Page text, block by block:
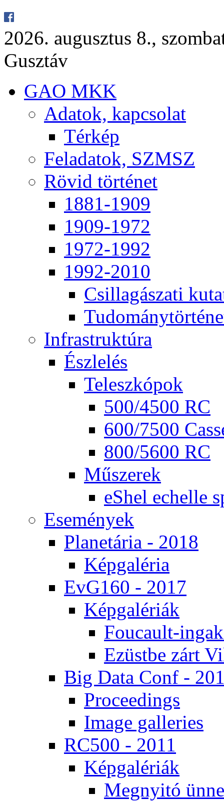
2026. au­gusz­tus 8.,
Gusz­táv
GAO MKK
Ada­tok, kap­cso­lat
Tér­kép
Fel­ada­tok, SZMSZ
Rö­vid tör­té­net
1881-1909
1909-1972
1972-1992
1992-2010
Csil­la­gá­sza­ti
Inf­ra­struk­tú­ra
Ész­le­lés
Te­lesz­kó­pok
500/4500 RC
600/7500
800/5600 RC
Mű­sze­rek
eS­hel echel­le
Ese­mé­nyek
Pla­ne­tá­ria - 2018
Kép­ga­lé­ria
EvG160 - 2017
Kép­ga­lé­ri­ák
Fo­u­ca­ult-
Ezüst­be zárt
Big Da­ta Conf -
Pro­ce­e­dings
Image gal­le­ri­es
RC500 - 2011
Kép­ga­lé­ri­ák
Meg­nyi­tó